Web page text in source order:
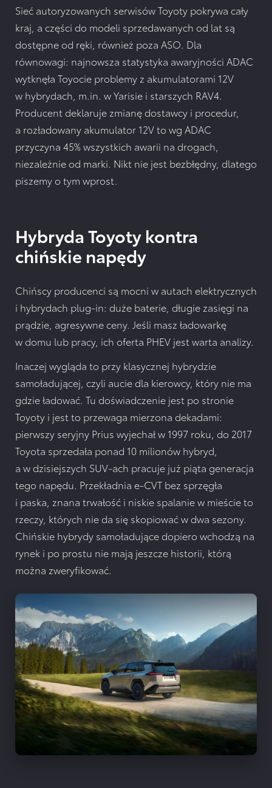
Sieć autoryzowanych serwisów Toyoty pokrywa cały
kraj, a części do modeli sprzedawanych od lat są
dostępne od ręki, również poza ASO. Dla
równowagi: najnowsza statystyka awaryjności ADAC
wytknęła Toyocie problemy z akumulatorami 12V
w hybrydach, m.in. w Yarisie i starszych RAV4.
Producent deklaruje zmianę dostawcy i procedur,
a rozładowany akumulator 12V to wg ADAC
przyczyna 45% wszystkich awarii na drogach,
niezależnie od marki. Nikt nie jest bezbłędny, dlatego
piszemy o tym wprost.
Hybryda Toyoty kontra
chińskie napędy
Chińscy producenci są mocni w autach elektrycznych
i hybrydach plug-in: duże baterie, długie zasięgi na
prądzie, agresywne ceny. Jeśli masz ładowarkę
w domu lub pracy, ich oferta PHEV jest warta analizy.
Inaczej wygląda to przy klasycznej hybrydzie
samoładującej, czyli aucie dla kierowcy, który nie ma
gdzie ładować. Tu doświadczenie jest po stronie
Toyoty i jest to przewaga mierzona dekadami:
pierwszy seryjny Prius wyjechał w 1997 roku, do 2017
Toyota sprzedała ponad 10 milionów hybryd,
a w dzisiejszych SUV-ach pracuje już piąta generacja
tego napędu. Przekładnia e-CVT bez sprzęgła
i paska, znana trwałość i niskie spalanie w mieście to
rzeczy, których nie da się skopiować w dwa sezony.
Chińskie hybrydy samoładujące dopiero wchodzą na
rynek i po prostu nie mają jeszcze historii, którą
można zweryfikować.